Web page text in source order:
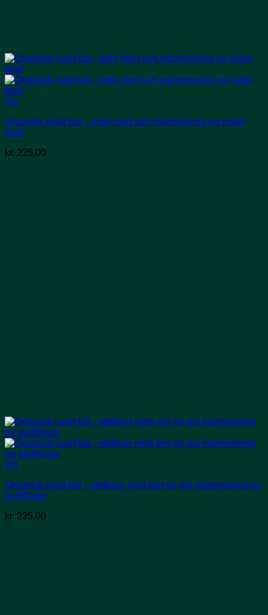
Vis
Organisk ovalt fad – grøn med sort marmorering og malet
blad
kr. 225,00
Vis
Organisk ovalt fad – rødbrun med sort og gul marmorering og
guldflager
kr. 225,00